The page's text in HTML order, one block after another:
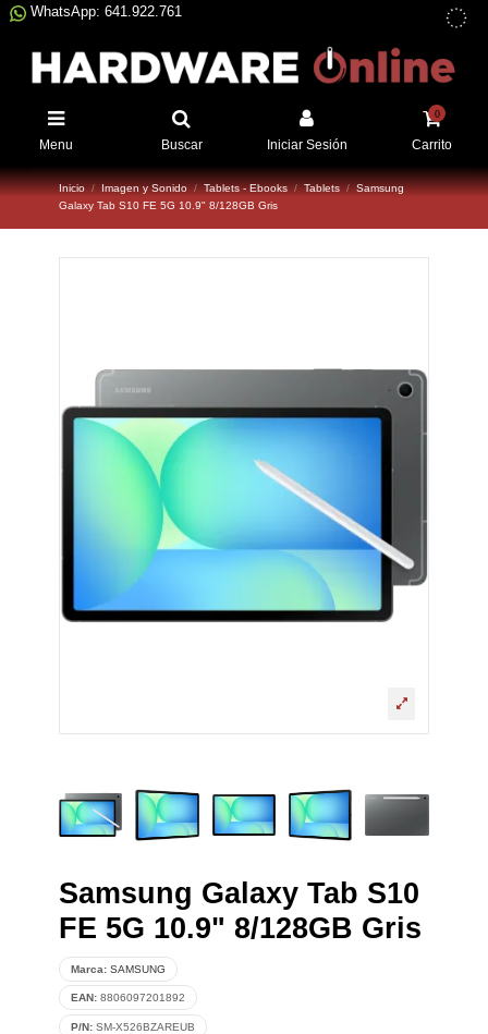
WhatsApp: 641.922.761
Menu Buscar Iniciar Sesión
0
Carrito
Inicio Imagen y Sonido Tablets - Ebooks Tablets
Samsung
Galaxy Tab S10 FE 5G 10.9" 8/128GB Gris
Samsung Galaxy Tab S10
FE 5G 10.9" 8/128GB Gris
Marca: SAMSUNG
EAN: 8806097201892
P/N: SM-X526BZAREUB